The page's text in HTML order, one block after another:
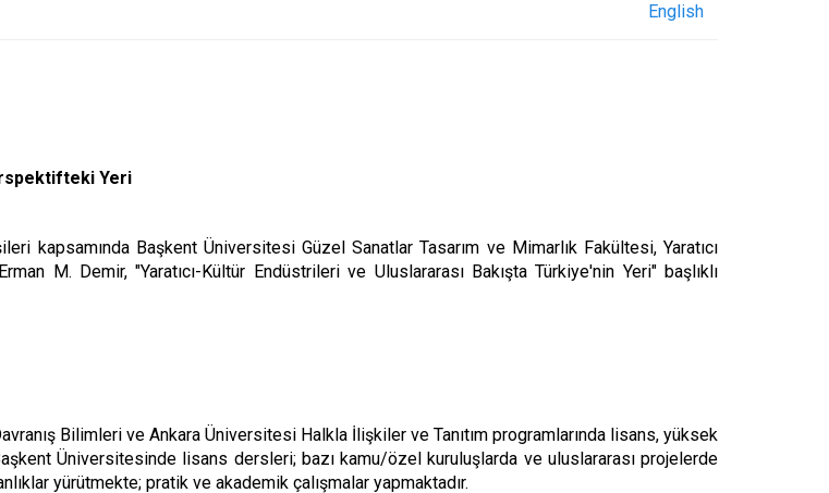
English
Yeri
kapsamında Başkent Üniversitesi Güzel Sanatlar Tasarım ve Mimarlık Fakültesi, Yaratıcı
M. Demir, "Yaratıcı-Kültür Endüstrileri ve Uluslararası Bakışta Türkiye'nin Yeri" başlıklı
Bilimleri ve Ankara Üniversitesi Halkla İlişkiler ve Tanıtım programlarında lisans, yüksek
Üniversitesinde lisans dersleri; bazı kamu/özel kuruluşlarda ve uluslararası projelerde
yürütmekte; pratik ve akademik çalışmalar yapmaktadır.